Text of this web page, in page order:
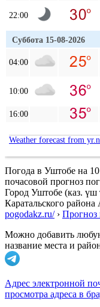
22:00
Суббота 15-08-2026
04:00
10:00
16:00
Weather forecast from
Погода в Уштобе на 10
почасовой прогноз
Город Уштобе (каз. үш
Каратальского
pogodakz.ru/› Прогноз
Можно добавить
название места и
Адрес электронной
просмотра адреса в